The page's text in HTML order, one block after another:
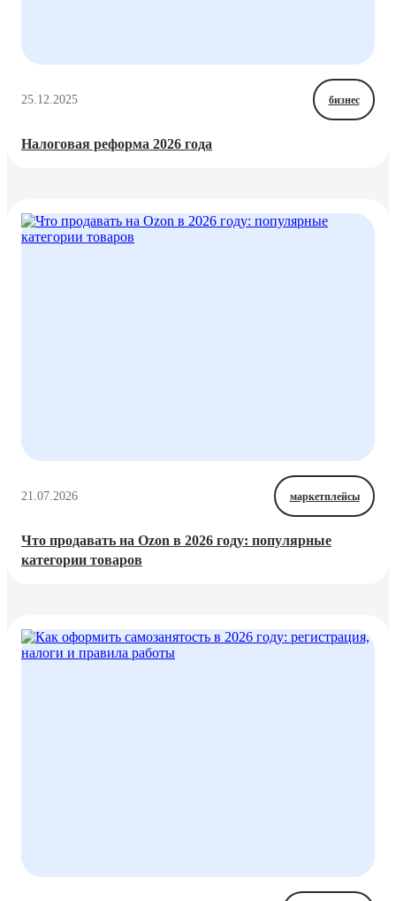
25.12.2025 бизнес
Налоговая реформа 2026 года
21.07.2026 маркетплейсы
Что продавать на Ozon в 2026 году: популярные
категории товаров